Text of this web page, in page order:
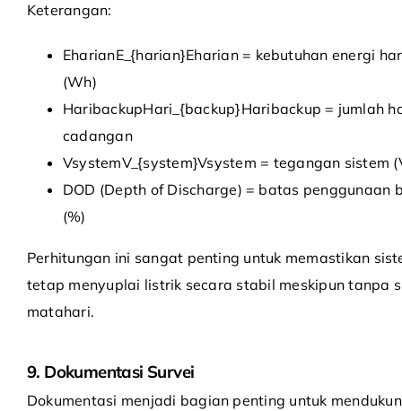
Keterangan:
EharianE_{harian}Eharian= kebutuhan energi
(Wh)
HaribackupHari_{backup}Haribackup = jumlah
cadangan
VsystemV_{system}Vsystem = tegangan sistem
DOD (Depth of Discharge) = batas penggunaan
(%)
Perhitungan ini sangat penting untuk memastikan
tetap menyuplai listrik secara stabil meskipun tanpa
matahari.
9. Dokumentasi Survei
Dokumentasi menjadi bagian penting untuk